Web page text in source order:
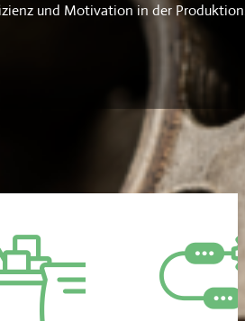
und Motivation in der